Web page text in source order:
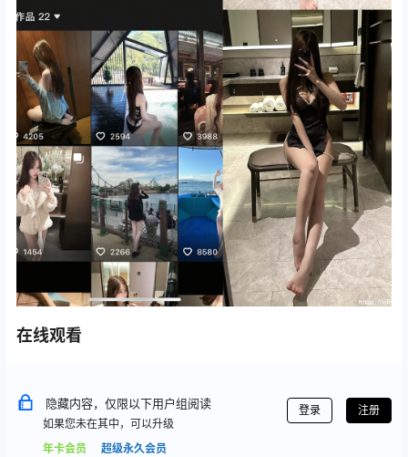
在线观看
隐藏内容，仅限以下用户组阅读
如果您未在其中，可以升级
年卡会员
超级永久会员
登录 注册